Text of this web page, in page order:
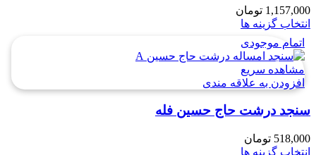
1,157,000 تومان
انتخاب گزینه ها
اتمام موجودی
مشاهده سریع
افزودن به علاقه مندی
سنجد درشت حاج حسین فله
518,000 تومان
انتخاب گزینه ها